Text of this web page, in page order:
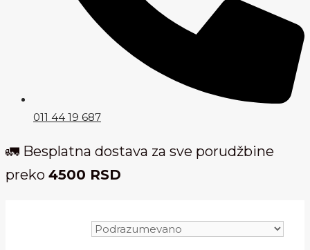
011 44 19 687
🚛 Besplatna dostava za sve porudžbine
preko 4500 RSD